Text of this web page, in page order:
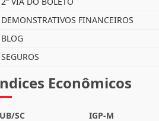
RELOCA
TRABALHE CONOSCO
LINKS E DOCUMENTOS
2ª VIA DO BOLETO
FINANCEIROS